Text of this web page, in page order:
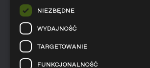
NIEZBĘDNE
WYDAJNOŚĆ
TARGETOWANIE
FUNKCJONALNOŚĆ